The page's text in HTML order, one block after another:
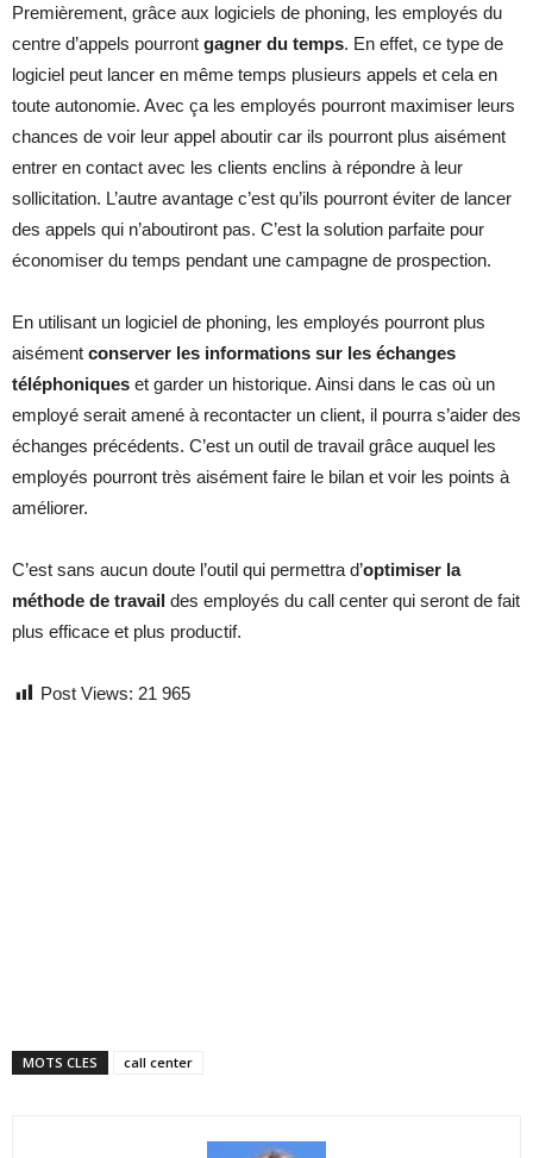
Premièrement, grâce aux logiciels de phoning, les employés du
centre d’appels pourront gagner du temps. En effet, ce type de
logiciel peut lancer en même temps plusieurs appels et cela en
toute autonomie. Avec ça les employés pourront maximiser leurs
chances de voir leur appel aboutir car ils pourront plus aisément
entrer en contact avec les clients enclins à répondre à leur
sollicitation. L’autre avantage c’est qu’ils pourront éviter de lancer
des appels qui n’aboutiront pas. C’est la solution parfaite pour
économiser du temps pendant une campagne de prospection.
En utilisant un logiciel de phoning, les employés pourront plus
aisément conserver les informations sur les échanges
téléphoniques et garder un historique. Ainsi dans le cas où un
employé serait amené à recontacter un client, il pourra s’aider des
échanges précédents. C’est un outil de travail grâce auquel les
employés pourront très aisément faire le bilan et voir les points à
améliorer.
C’est sans aucun doute l’outil qui permettra d’optimiser la
méthode de travail des employés du call center qui seront de fait
plus efficace et plus productif.
Post Views: 21 965
MOTS CLES call center